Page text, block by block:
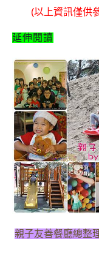
(以上資訊僅供
延伸閱讀
親子友善餐廳總整